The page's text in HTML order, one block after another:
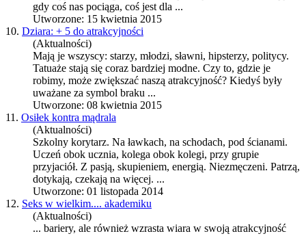
gdy coś nas pociąga, coś jest dla ...
Utworzone: 15 kwietnia 2015
10. Dziara: + 5 do atrakcyjności
(Aktualności)
Mają je wszyscy: starzy, młodzi, sławni, hipsterzy, politycy.
Tatuaże stają się coraz bardziej modne. Czy to, gdzie je
robimy, może zwiększać naszą atrakcyjność? Kiedyś były
uważane za symbol braku ...
Utworzone: 08 kwietnia 2015
11. Osiłek kontra mądrala
(Aktualności)
Szkolny korytarz. Na ławkach, na schodach, pod ścianami.
Uczeń obok ucznia, kolega obok kolegi, przy grupie
przyjaciół. Z pasją, skupieniem, energią. Niezmęczeni. Patrzą,
dotykają, czekają na więcej. ...
Utworzone: 01 listopada 2014
12. Seks w wielkim.... akademiku
(Aktualności)
... bariery, ale również wzrasta wiara w swoją atrakcyjność